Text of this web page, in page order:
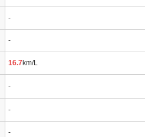
-
-
16.7km/L
-
-
-